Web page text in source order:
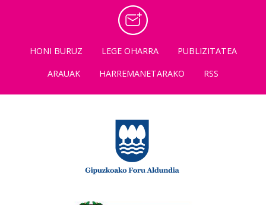
HONI BURUZ LEGE OHARRA
PUBLIZITATEA
ARAUAK
HARREMANETARAKO RSS